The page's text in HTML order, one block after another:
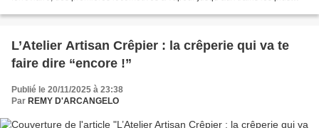
L’Atelier Artisan Crêpier : la crêperie qui va te
faire dire “encore !”
Publié le 20/11/2025 à 23:38
Par REMY D'ARCANGELO